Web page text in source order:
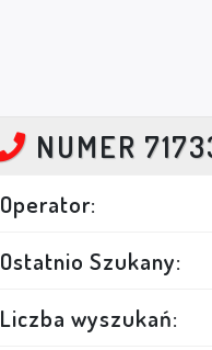
NUMER
Operator:
Ostatnio Szukany:
Liczba wyszukań: